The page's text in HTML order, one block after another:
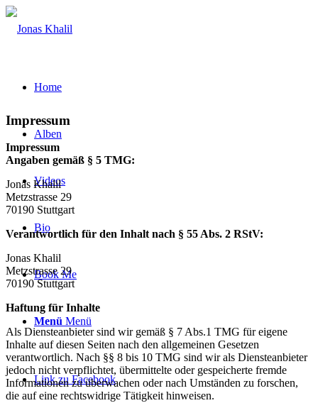
Home
Alben
Videos
Bio
Book Me
Menü Menü
Link zu Facebook
Impressum
Impressum
Angaben gemäß § 5 TMG:
Jonas Khalil
Metzstrasse 29
70190 Stuttgart
Verantwortlich für den Inhalt nach § 55 Abs. 2 RStV:
Jonas Khalil
Metzstrasse 29
70190 Stuttgart
Haftung für Inhalte
Als Diensteanbieter sind wir gemäß § 7 Abs.1 TMG für eigene
Inhalte auf diesen Seiten nach den allgemeinen Gesetzen
verantwortlich. Nach §§ 8 bis 10 TMG sind wir als Diensteanbieter
jedoch nicht verpflichtet, übermittelte oder gespeicherte fremde
Informationen zu überwachen oder nach Umständen zu forschen,
die auf eine rechtswidrige Tätigkeit hinweisen.